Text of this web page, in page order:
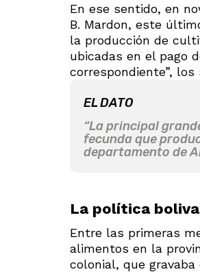
En ese sentido, en
B. Mardon, este
la producción de
ubicadas en el pago
correspondiente”,
EL DATO
“La principal
fecunda que
departamento de
La política
Entre las primeras
alimentos en la
colonial, que